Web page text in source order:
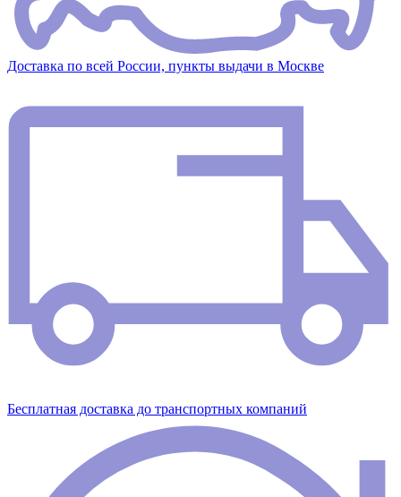
Доставка по всей России, пункты выдачи в Москве
Бесплатная доставка до транспортных компаний